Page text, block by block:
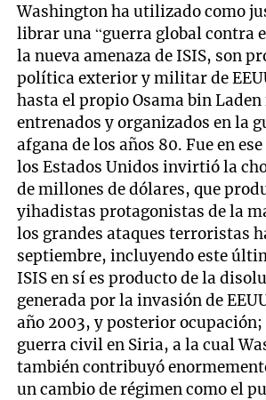
Washington ha utilizado como
librar una “guerra global contra
la nueva amenaza de ISIS, son
política exterior y militar de
hasta el propio Osama bin
entrenados y organizados en la
afgana de los años 80. Fue en
los Estados Unidos invirtió la
de millones de dólares, que
yihadistas protagonistas de la
los grandes ataques terroristas
septiembre, incluyendo este
ISIS en sí es producto de la
generada por la invasión de
año 2003, y posterior
guerra civil en Siria, a la cual
también contribuyó
un cambio de régimen como el